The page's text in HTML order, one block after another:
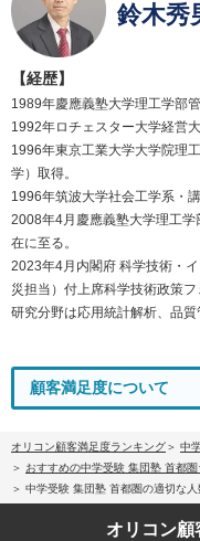
鈴木秀
【経歴】
1989年慶應義塾大学理工学部
1992年ロチェスター大学経営
1996年東京工業大学大学院理
学）取得。
1996年筑波大学社会工学系・
2008年4月慶應義塾大学理工
在に至る。
2023年4月内閣府 科学技術・
災担当）付上席科学技術政策フ
研究分野は応用統計解析、品質
顧客満足度について
オリコン顧客満足度ランキング
中
おすすめの中学受験 集団塾 首都
中学受験 集団塾 首都圏の適切な
オリコン顧